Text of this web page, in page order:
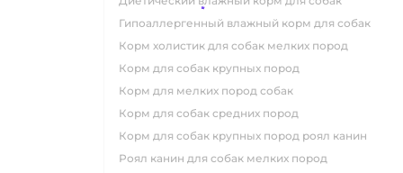
гипоаллергенный влажный корм для собак
корм холистик для собак мелких пород
корм для собак крупных пород
корм для мелких пород собак
корм для собак средних пород
корм для собак крупных пород роял канин
роял канин для собак мелких пород